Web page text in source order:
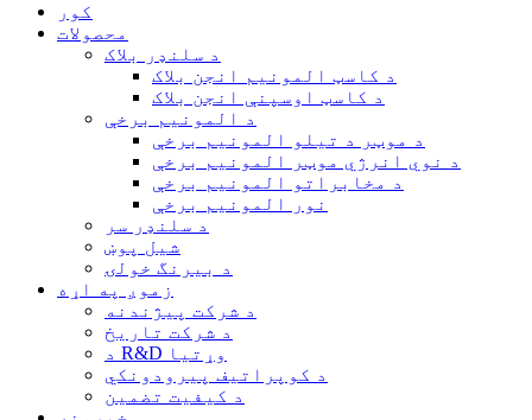
کور
محصولات
د سلنډر بلاک
د کاسټ المونیم انجن بلاک
د کاسټ اوسپنې انجن بلاک
د المونیم برخې
د موټر د تیلو المونیم برخې
د نوي انرژي موټر المونیم برخې
د مخابراتو المونیم برخې
نور المونیم برخې
د سلنډر سر
شیل پوښ
د بیرنگ خولۍ
زموږ په اړه
د شرکت پیژندنه
د شرکت تاریخ
د R&D وړتیا
د کوپراتیف پیرودونکي
د کیفیت تضمین